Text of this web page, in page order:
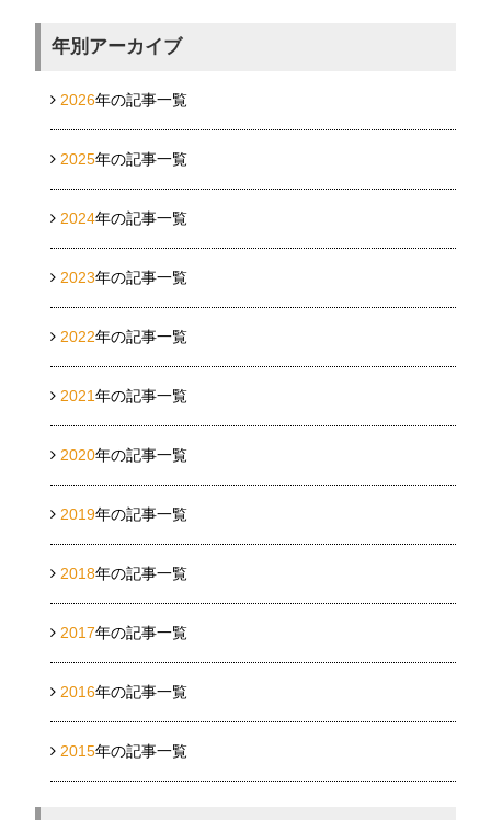
年別アーカイブ
2026年の記事一覧
2025年の記事一覧
2024年の記事一覧
2023年の記事一覧
2022年の記事一覧
2021年の記事一覧
2020年の記事一覧
2019年の記事一覧
2018年の記事一覧
2017年の記事一覧
2016年の記事一覧
2015年の記事一覧